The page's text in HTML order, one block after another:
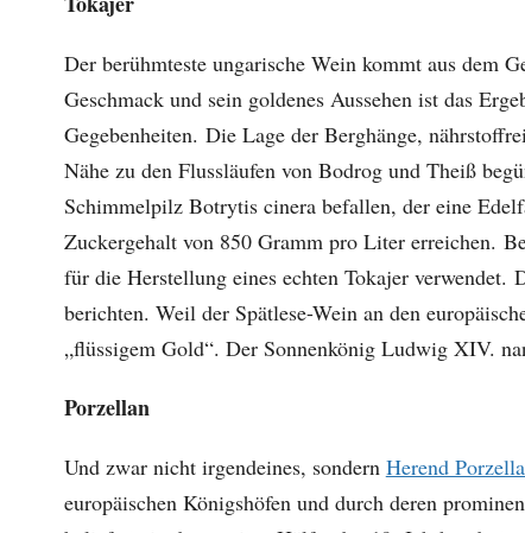
Der berühmteste ungarische Wein kommt aus dem
Geschmack und sein goldenes Aussehen ist das
Gegebenheiten. Die Lage der Berghänge,
Nähe zu den Flussläufen von Bodrog und Theiß
Schimmelpilz Botrytis cinera befallen, der eine
Zuckergehalt von 850 Gramm pro Liter erreichen.
für die Herstellung eines echten Tokajer verwendet.
berichten. Weil der Spätlese-Wein an den
„flüssigem Gold“. Der Sonnenkönig Ludwig XIV.
Porzellan
Und zwar nicht irgendeines, sondern Herend
europäischen Königshöfen und durch deren